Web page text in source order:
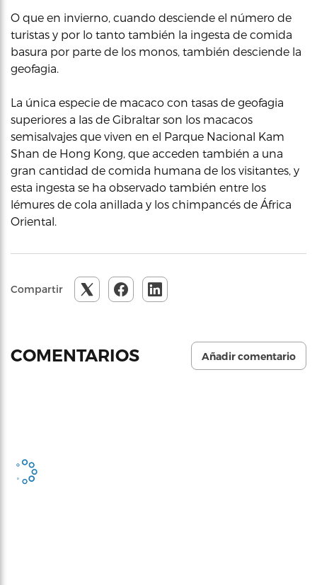
O que en invierno, cuando desciende el número de
turistas y por lo tanto también la ingesta de comida
basura por parte de los monos, también desciende la
geofagia.
La única especie de macaco con tasas de geofagia
superiores a las de Gibraltar son los macacos
semisalvajes que viven en el Parque Nacional Kam
Shan de Hong Kong, que acceden también a una
gran cantidad de comida humana de los visitantes, y
esta ingesta se ha observado también entre los
lémures de cola anillada y los chimpancés de África
Oriental.
Compartir
COMENTARIOS Añadir comentario